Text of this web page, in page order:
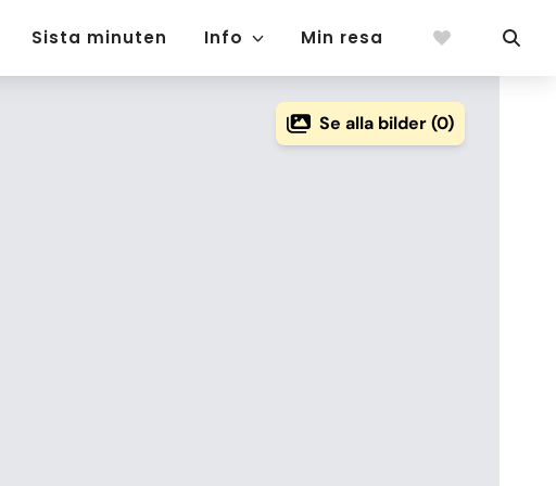
Sista minuten Info Min resa
Se alla bilder (0)